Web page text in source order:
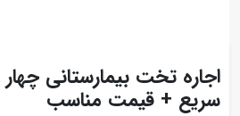
اجاره تخت بیمارستانی
سریع + قیمت مناسب